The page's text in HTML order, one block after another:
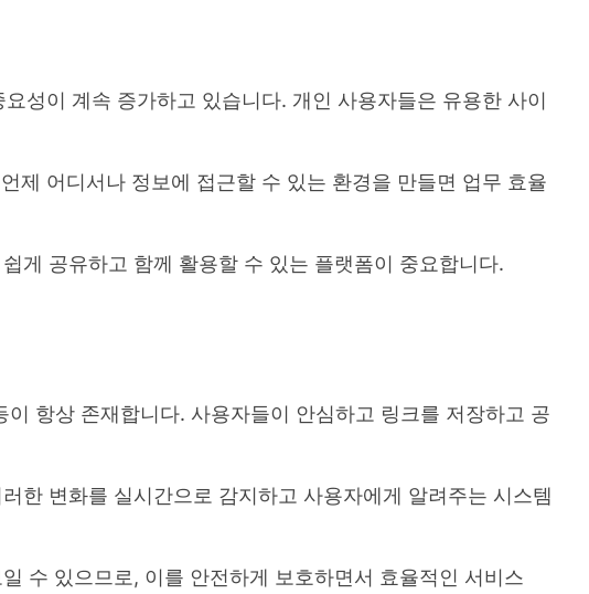
요성이 계속 증가하고 있습니다. 개인 사용자들은 유용한 사이
제 어디서나 정보에 접근할 수 있는 환경을 만들면 업무 효율
게 공유하고 함께 활용할 수 있는 플랫폼이 중요합니다.
항상 존재합니다. 사용자들이 안심하고 링크를 저장하고 공
한 변화를 실시간으로 감지하고 사용자에게 알려주는 시스템
수 있으므로, 이를 안전하게 보호하면서 효율적인 서비스